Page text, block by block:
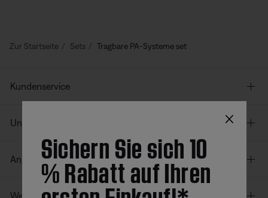
Zur Startseite Sets Tragbare PA-Systeme set
Kundenservice
Unser Unternehmen
Angebote
Weitere Links
×
Sichern Sie sich 10
% Rabatt auf Ihren